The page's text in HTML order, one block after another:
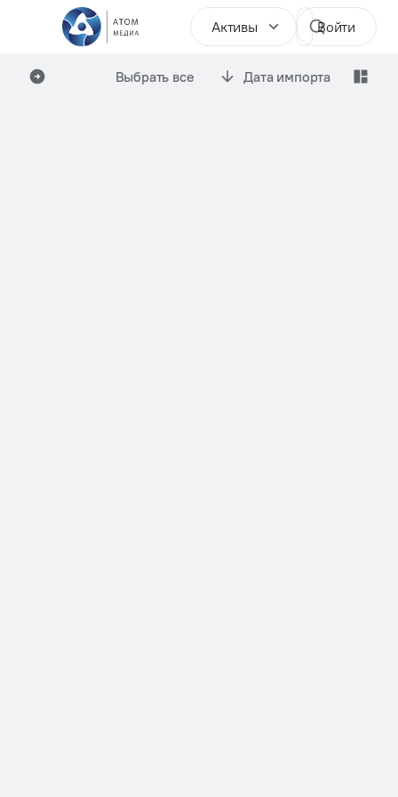
Активы Войти
Выбрать все Дата импорта